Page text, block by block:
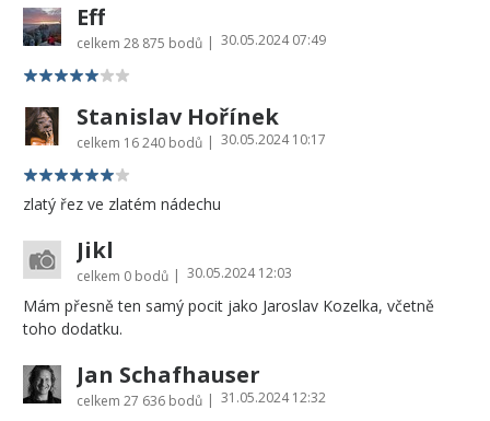
Eff
celkem 28 875 bodů | 30.05.2024 07:49
Stanislav Hořínek
celkem 16 240 bodů | 30.05.2024 10:17
zlatý řez ve zlatém nádechu
Jikl
celkem 0 bodů | 30.05.2024 12:03
Mám přesně ten samý pocit jako Jaroslav Kozelka, včetně
toho dodatku.
Jan Schafhauser
celkem 27 636 bodů | 31.05.2024 12:32